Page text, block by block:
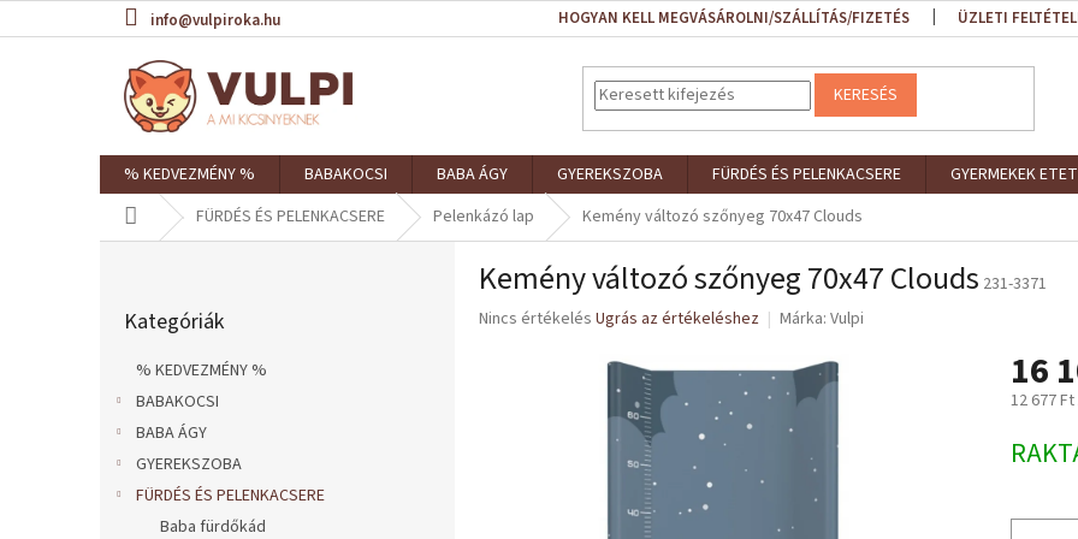
a
info@vulpiroka.hu HOGYAN KELL MEGVÁSÁROLNI/SZÁLLÍTÁS/FIZETÉS ÜZLETI
KERESÉS
% KEDVEZMÉNY % BABAKOCSI BABA ÁGY GYEREKSZOBA FÜRDÉS ÉS PELENKACSERE GYERMEKEK
KezdőlapFÜRDÉS ÉS PELENKACSERE Pelenkázó lap Kemény változó szőnyeg 70x47 Clouds
átugrása
Kategóriák
% KEDVEZMÉNY %
BABAKOCSI
BABA ÁGY
GYEREKSZOBA
FÜRDÉS ÉS PELENKACSERE
Baba fürdőkád
Kemény változó szőnyeg 70x47 Clouds 231-3371
A
Nincs értékelés Ugrás az értékeléshez Márka: Vulpi
16
12 677